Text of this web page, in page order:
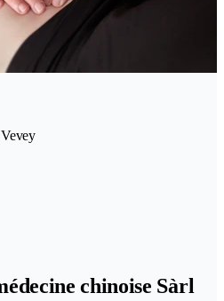
chinoise Sàrl